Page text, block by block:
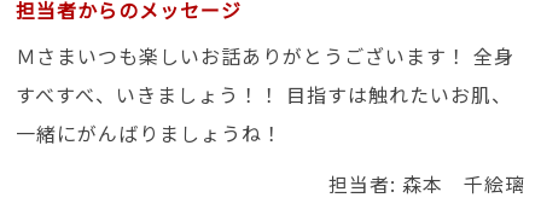
担当者からのメッセージ
Ｍさまいつも楽しいお話ありがとうございます！ 全身
すべすべ、いきましょう！！ 目指すは触れたいお肌、
一緒にがんばりましょうね！
担当者: 森本 千絵璃